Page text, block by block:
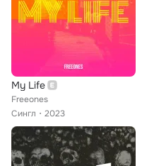
My Life
Freeones
Сингл
2023